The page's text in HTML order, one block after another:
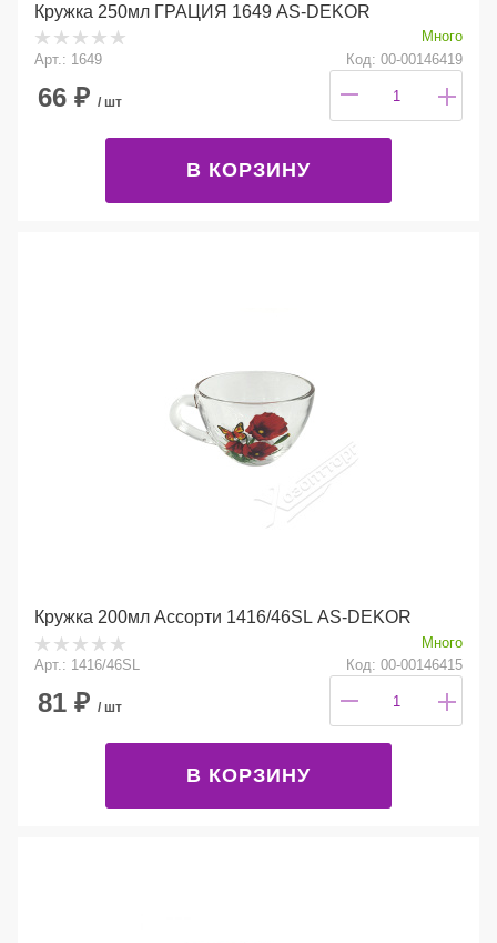
Кружка 250мл ГРАЦИЯ 1649 AS-DEKOR
Много
Арт.: 1649
Код: 00-00146419
66 ₽ / шт
В КОРЗИНУ
Кружка 200мл Ассорти 1416/46SL AS-DEKOR
Много
Арт.: 1416/46SL
Код: 00-00146415
81 ₽ / шт
В КОРЗИНУ